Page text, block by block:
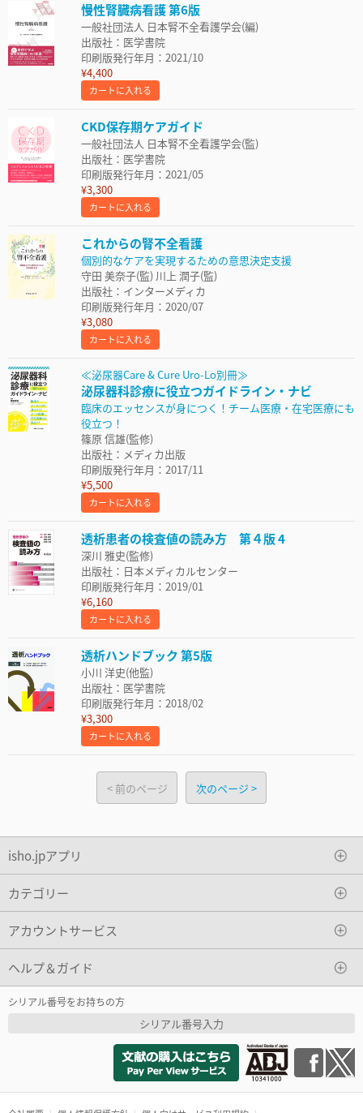
慢性腎臓病看護 第6版
一般社団法人 日本腎不全看護学会(編)
出版社：医学書院
印刷版発行年月：2021/10
¥4,400
カートに入れる
CKD保存期ケアガイド
一般社団法人 日本腎不全看護学会(監)
出版社：医学書院
印刷版発行年月：2021/05
¥3,300
カートに入れる
これからの腎不全看護
個別的なケアを実現するための意思決定支援
守田 美奈子(監) 川上 潤子(監)
出版社：インターメディカ
印刷版発行年月：2020/07
¥3,080
カートに入れる
≪泌尿器Care & Cure Uro-Lo別冊≫
泌尿器科診療に役立つガイドライン・ナビ
臨床のエッセンスが身につく！チーム医療・在宅医療にも
役立つ！
篠原 信雄(監修)
出版社：メディカ出版
印刷版発行年月：2017/11
¥5,500
カートに入れる
透析患者の検査値の読み方 第４版 4
深川 雅史(監修)
出版社：日本メディカルセンター
印刷版発行年月：2019/01
¥6,160
カートに入れる
透析ハンドブック 第5版
小川 洋史(他監)
出版社：医学書院
印刷版発行年月：2018/02
¥3,300
カートに入れる
前のページ 次のページ
isho.jpアプリ
カテゴリー
アカウントサービス
ヘルプ＆ガイド
シリアル番号をお持ちの方
シリアル番号入力